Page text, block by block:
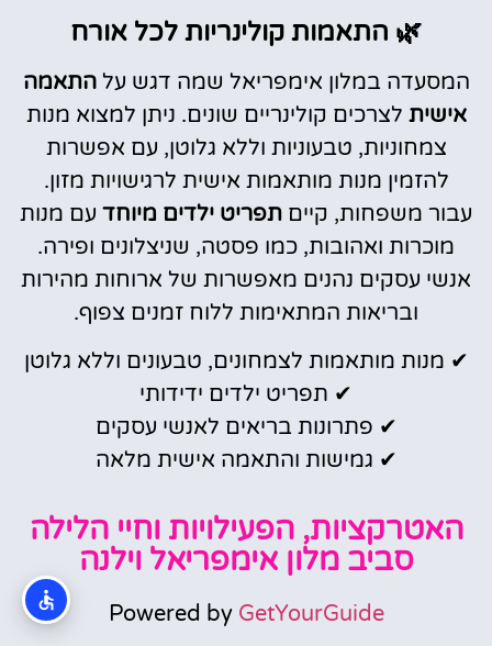
🌿 התאמות קולינריות לכל אורח
המסעדה במלון אימפריאל שמה דגש עלהתאמה
אישית לצרכים קולינריים שונים. ניתן למצוא מנות
צמחוניות, טבעוניות וללא גלוטן, עם אפשרות
להזמין מנות מותאמות אישית לרגישויות מזון.
עבור משפחות, קיים תפריט ילדים מיוחד עם מנות
מוכרות ואהובות, כמו פסטה, שניצלונים ופירה.
אנשי עסקים נהנים מאפשרות של ארוחות מהירות
ובריאות המתאימות ללוח זמנים צפוף.
✔ מנות מותאמות לצמחונים, טבעונים וללא גלוטן
✔ תפריט ילדים ידידותי
✔ פתרונות בריאים לאנשי עסקים
✔ גמישות והתאמה אישית מלאה
האטרקציות, הפעילויות וחיי הלילה
סביב מלון אימפריאל וילנה
Powered by GetYourGuide